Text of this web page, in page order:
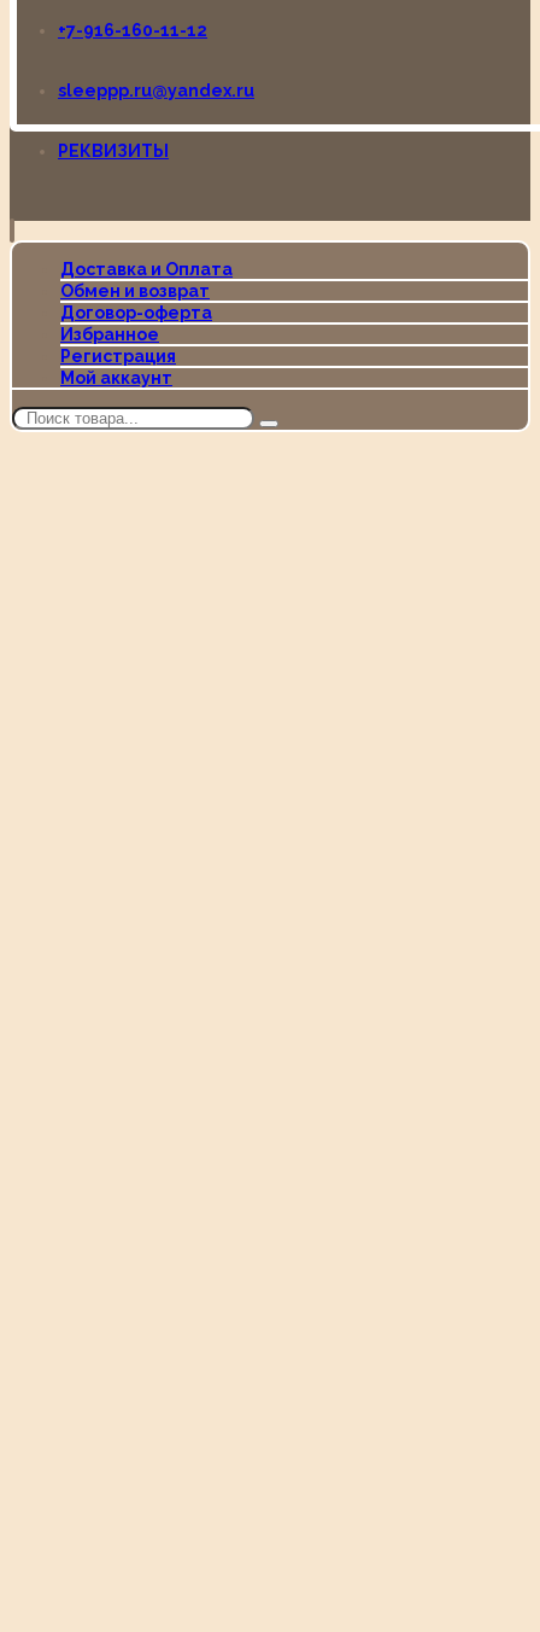
+7-916-160-11-12
sleeppp.ru@yandex.ru
РЕКВИЗИТЫ
Доставка и Оплата
Обмен и возврат
Договор-оферта
Избранное
Регистрация
Мой аккаунт